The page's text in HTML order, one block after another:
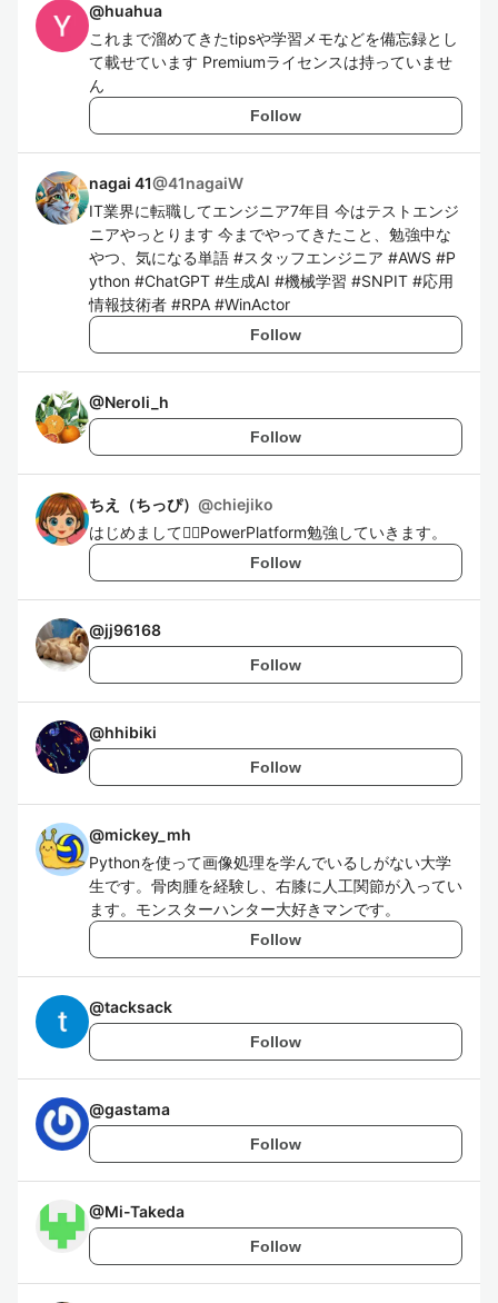
@huahua
これまで溜めてきたtipsや学習メモなどを備忘録とし
て載せています Premiumライセンスは持っていませ
ん
Follow
nagai 41@41nagaiW
IT業界に転職してエンジニア7年目 今はテストエンジ
ニアやっとります 今までやってきたこと、勉強中な
やつ、気になる単語 #スタッフエンジニア #AWS #P
ython #ChatGPT #生成AI #機械学習 #SNPIT #応用
情報技術者 #RPA #WinActor
Follow
@Neroli_h
Follow
ちえ（ちっぴ） @chiejiko
はじめまして🧜‍♀️PowerPlatform勉強していきます。
Follow
@jj96168
Follow
@hhibiki
Follow
@mickey_mh
Pythonを使って画像処理を学んでいるしがない大学
生です。骨肉腫を経験し、右膝に人工関節が入ってい
ます。モンスターハンター大好きマンです。
Follow
@tacksack
Follow
@gastama
Follow
@Mi-Takeda
Follow